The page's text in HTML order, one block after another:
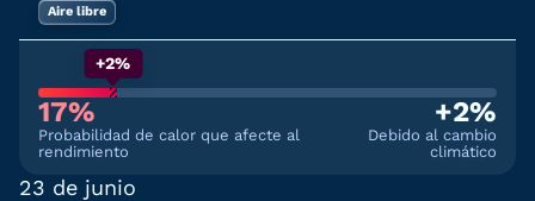
Aire libre
+2%
17%
Probabilidad de calor que afecte al
rendimiento
+2%
Debido al cambio
climático
23 de junio